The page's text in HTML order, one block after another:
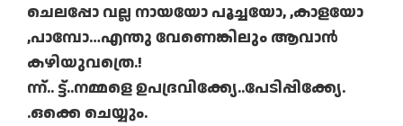
ചെലപ്പോ വല്ല നായയോ പൂച്ചയോ, ,കാളയോ
,പാമ്പോ…എന്തു വേണെങ്കിലും ആവാൻ
കഴിയുവത്രെ.!
ന്ന്.. ട്ട്..നമ്മളെ ഉപദ്രവിക്ക്യേ..പേടിപ്പിക്ക്യേ.
.ഒക്കെ ചെയ്യും.